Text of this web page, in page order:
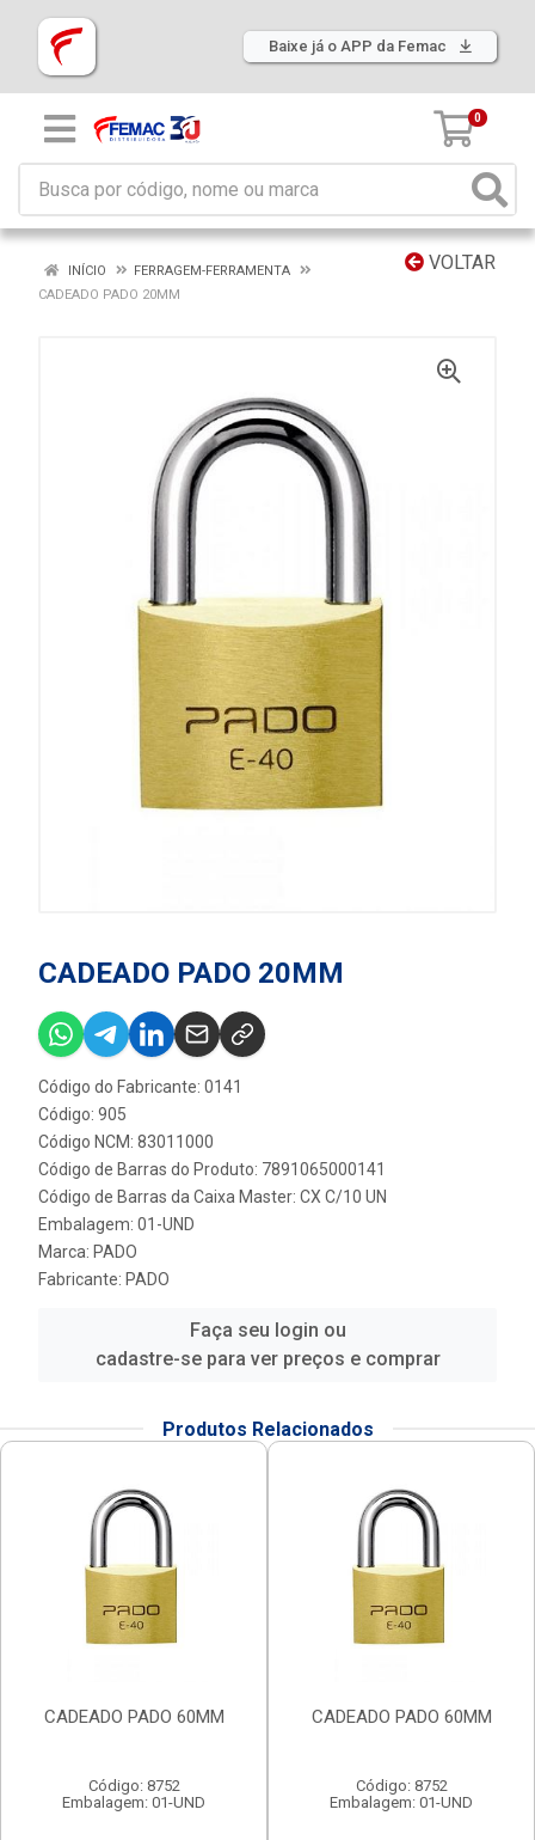
Baixe já o APP da Femac
0
VOLTAR
INÍCIO
FERRAGEM-FERRAMENTA
CADEADO PADO 20MM
CADEADO PADO 20MM
Código do Fabricante: 0141
Código: 905
Código NCM: 83011000
Código de Barras do Produto: 7891065000141
Código de Barras da Caixa Master: CX C/10 UN
Embalagem: 01-UND
Marca: PADO
Fabricante: PADO
Faça seu login ou
cadastre-se para ver preços e comprar
Produtos Relacionados
CADEADO PADO 60MM
Código: 8752
Embalagem: 01-UND
CADEADO PADO 60MM
Código: 8752
Embalagem: 01-UND